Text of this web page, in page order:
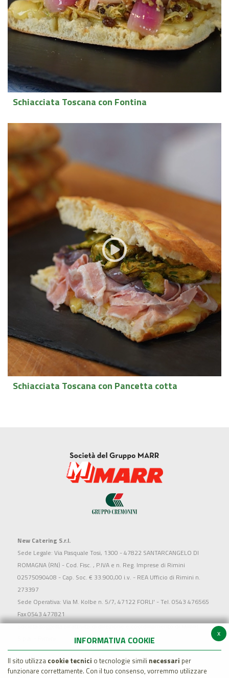
Schiacciata Toscana con Fontina
Schiacciata Toscana con Pancetta cotta
New Catering S.r.l.
Sede Legale: Via Pasquale Tosi, 1300 - 47822 SANTARCANGELO DI
ROMAGNA (RN) - Cod. Fisc. , P.IVA e n. Reg. Imprese di Rimini
02575090408 - Cap. Soc. € 33.900,00 i.v. - REA Ufficio di Rimini n.
273397
Sede Operativa: Via M. Kolbe n. 5/7, 47122 FORLI' - Tel. 0543 476565
Fax 0543 477821
Società soggetta all'attività di direzione e coordinamento di MARR
x
INFORMATIVA COOKIE
Il sito utilizza cookie tecnici o tecnologie simili necessari per
funzionare correttamente. Con il tuo consenso, vorremmo utilizzare